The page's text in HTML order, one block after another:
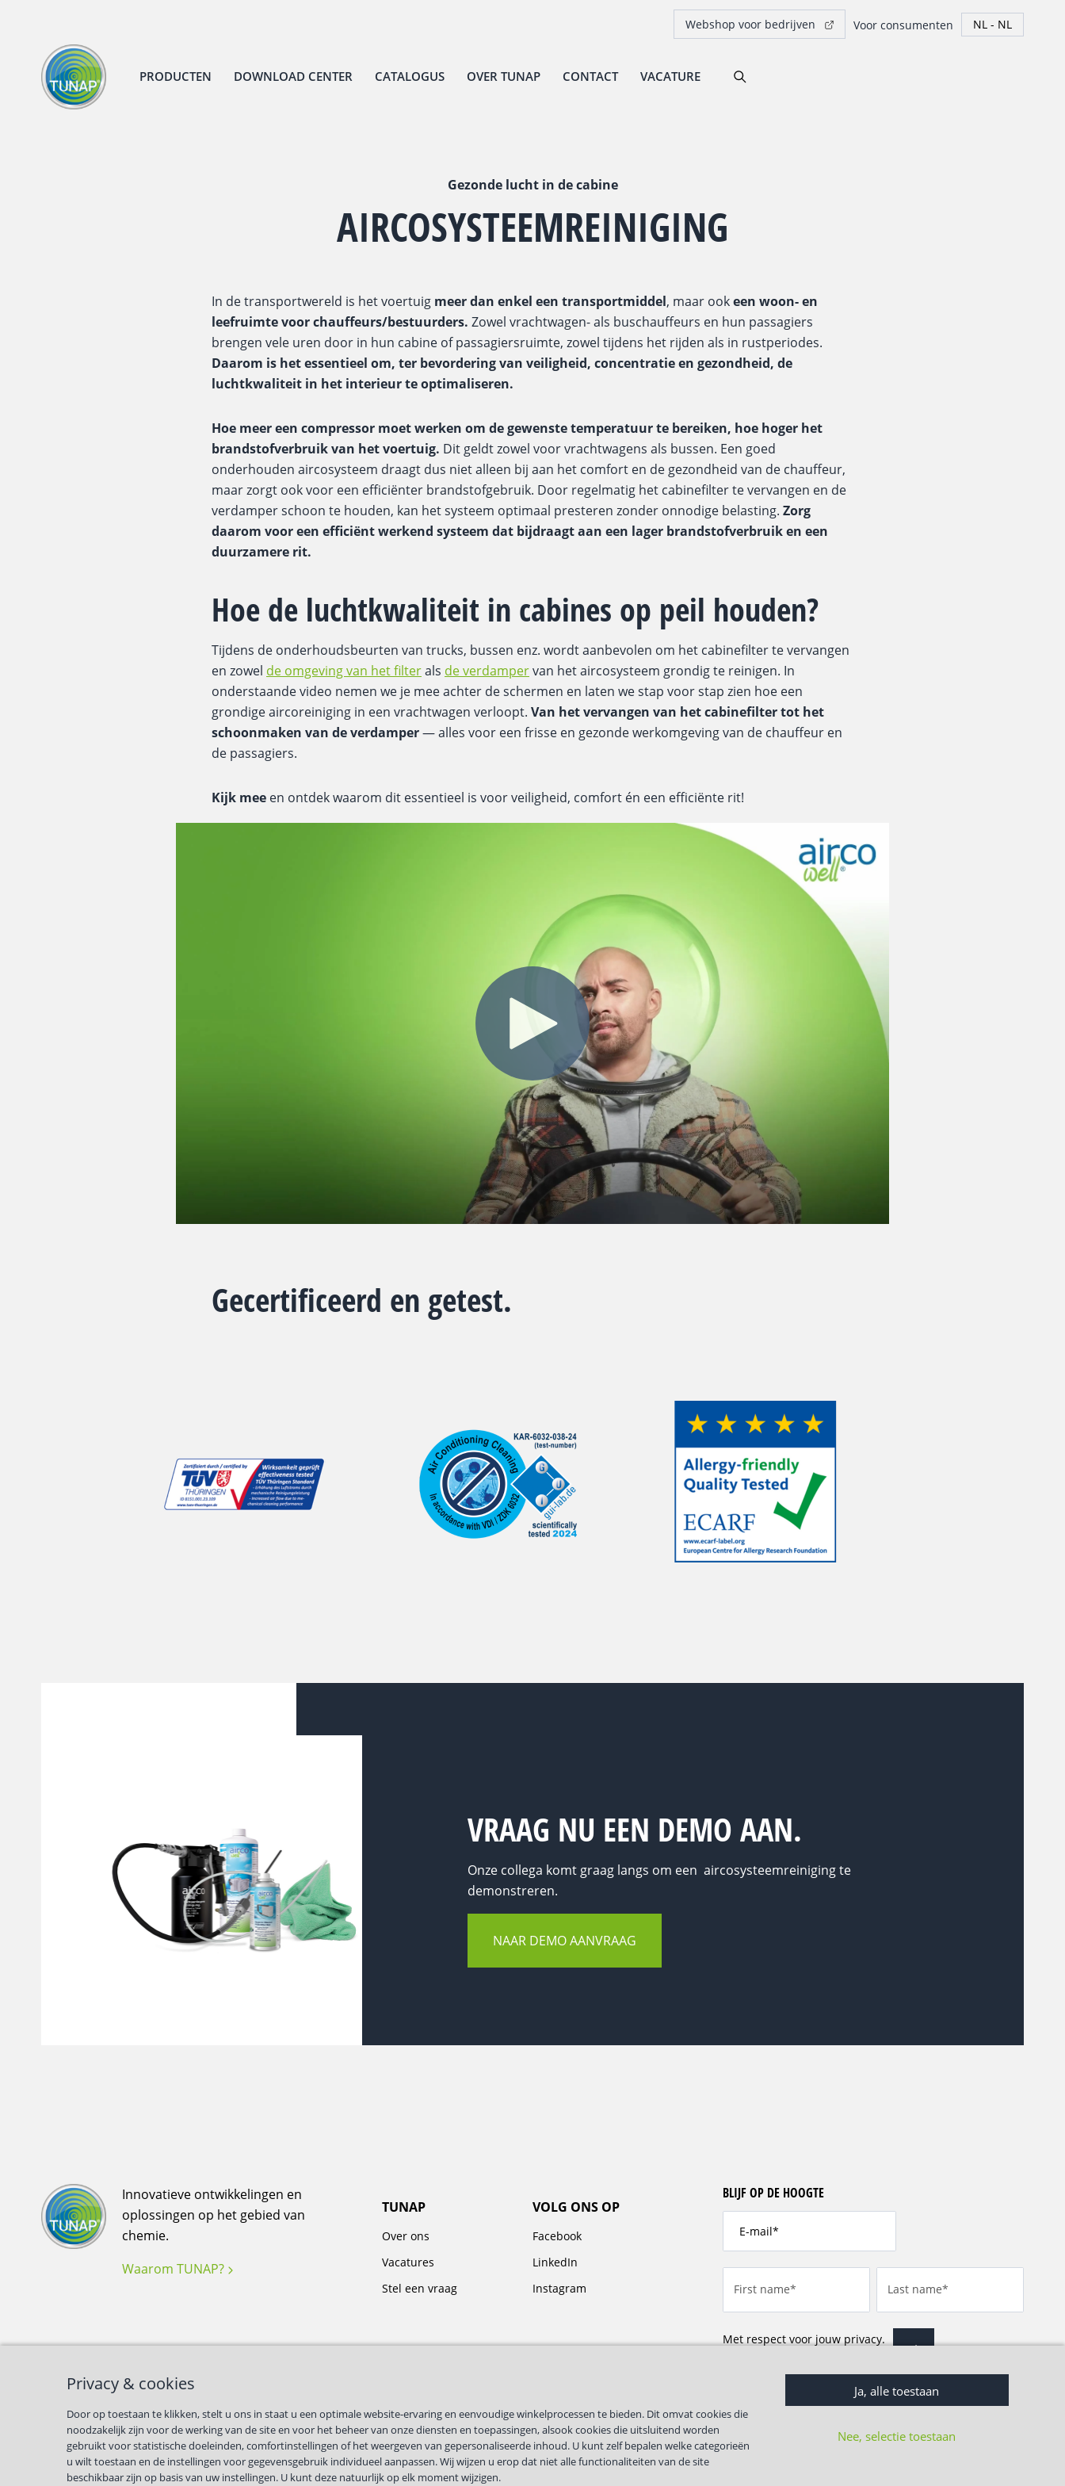
Webshop voor bedrijven Voor consumenten
PRODUCTEN DOWNLOAD CENTER CATALOGUS OVER TUNAP CONTACT VACATURE
Gezonde lucht in de cabine
AIRCOSYSTEEMREINIGING
In de transportwereld is het voertuig meer dan enkel een transportmiddel, maar ookeen woon- en
leefruimte voor chauffeurs/bestuurders. Zowel vrachtwagen- als buschauffeurs en hun passagiers
brengen vele uren door in hun cabine of passagiersruimte, zowel tijdens het rijden als in rustperiodes.
Daarom is het essentieel om, ter bevordering van veiligheid, concentratie en gezondheid, de
luchtkwaliteit in het interieur te optimaliseren.
Hoe meer een compressor moet werken om de gewenste temperatuur te bereiken, hoe hoger het
brandstofverbruik van het voertuig. Dit geldt zowel voor vrachtwagens als bussen. Een goed
onderhouden aircosysteem draagt dus niet alleen bij aan het comfort en de gezondheid van de chauffeur,
maar zorgt ook voor een efficiënter brandstofgebruik. Door regelmatig het cabinefilter te vervangen en de
verdamper schoon te houden, kan het systeem optimaal presteren zonder onnodige belasting. Zorg
daarom voor een efficiënt werkend systeem dat bijdraagt aan een lager brandstofverbruik en een
duurzamere rit.
Hoe de luchtkwaliteit in cabines op peil houden?
Tijdens de onderhoudsbeurten van trucks, bussen enz. wordt aanbevolen om het cabinefilter te vervangen
en zowel de omgeving van het filterals de verdampervan het aircosysteem grondig te reinigen. In
onderstaande video nemen we je mee achter de schermen en laten we stap voor stap zien hoe een
grondige aircoreiniging in een vrachtwagen verloopt. Van het vervangen van het cabinefilter tot het
schoonmaken van de verdamper— alles voor een frisse en gezonde werkomgeving van de chauffeur en
de passagiers.
Kijk mee en ontdek waarom dit essentieel is voor veiligheid, comfort én een efficiënte rit!
Gecertificeerd en getest.
VRAAG NU EEN DEMO AAN.
Onze collega komt graag langs om een aircosysteemreiniging te
demonstreren.
NAAR DEMO AANVRAAG
Innovatieve ontwikkelingen en
oplossingen op het gebied van
chemie.
Waarom TUNAP?
TUNAP
Over ons
Vacatures
Stel een vraag
VOLG ONS OP
Facebook
LinkedIn
Instagram
BLIJF OP DE HOOGTE
First name* Last name*
Met respect voor jouw privacy.
Privacy & compliance Voorwaarden © TUNAP Nederlands
Privacy & cookies
Door op toestaan te klikken, stelt u ons in staat u een optimale website-ervaring en eenvoudige winkelprocessen te bieden. Dit omvat cookies die
noodzakelijk zijn voor de werking van de site en voor het beheer van onze diensten en toepassingen, alsook cookies die uitsluitend worden
gebruikt voor statistische doeleinden, comfortinstellingen of het weergeven van gepersonaliseerde inhoud. U kunt zelf bepalen welke categorieën
u wilt toestaan en de instellingen voor gegevensgebruik individueel aanpassen. Wij wijzen u erop dat niet alle functionaliteiten van de site
beschikbaar zijn op basis van uw instellingen. U kunt deze natuurlijk op elk moment wijzigen.
Ja, alle toestaan
Nee, selectie toestaan